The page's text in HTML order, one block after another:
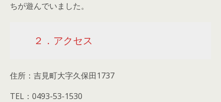
ちが遊んでいました。
２．アクセス
住所：吉見町大字久保田1737
TEL：0493-53-1530